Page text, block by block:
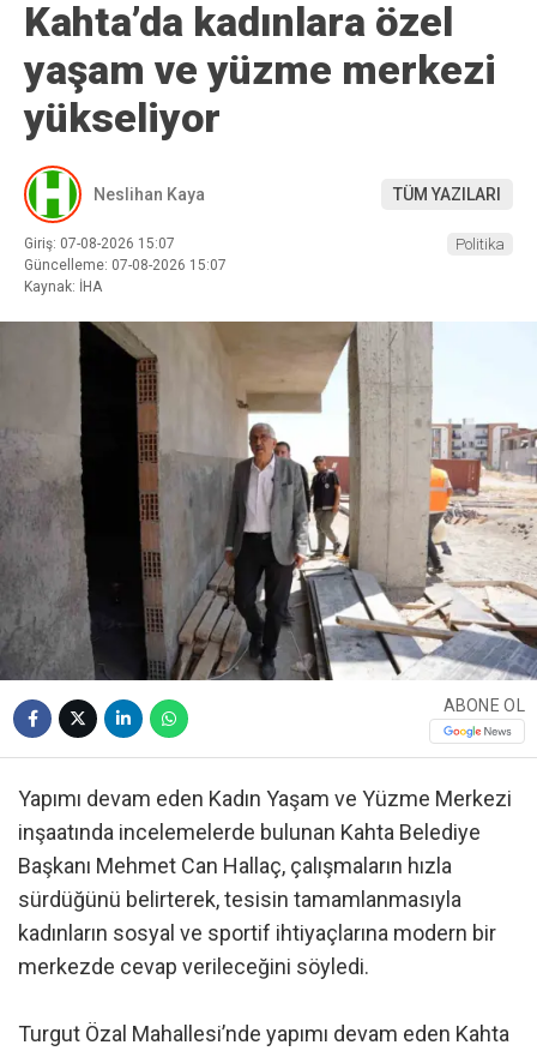
Kahta’da kadınlara özel
yaşam ve yüzme merkezi
yükseliyor
Neslihan Kaya TÜM YAZILARI
Giriş: 07-08-2026 15:07
Güncelleme: 07-08-2026 15:07
Kaynak: İHA
Politika
ABONE OL
Yapımı devam eden Kadın Yaşam ve Yüzme Merkezi
inşaatında incelemelerde bulunan Kahta Belediye
Başkanı Mehmet Can Hallaç, çalışmaların hızla
sürdüğünü belirterek, tesisin tamamlanmasıyla
kadınların sosyal ve sportif ihtiyaçlarına modern bir
merkezde cevap verileceğini söyledi.
Turgut Özal Mahallesi’nde yapımı devam eden Kahta